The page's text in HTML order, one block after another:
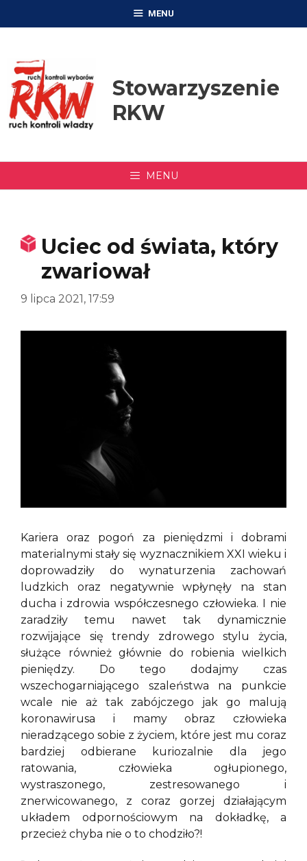
MENU
Stowarzyszenie
RKW
MENU
Uciec od świata, który
zwariował
9 lipca 2021, 17:59
Kariera oraz pogoń za pieniędzmi i dobrami
materialnymi stały się wyznacznikiem XXI wieku i
doprowadziły do wynaturzenia zachowań
ludzkich oraz negatywnie wpłynęły na stan
ducha i zdrowia współczesnego człowieka. I nie
zaradziły temu nawet tak dynamicznie
rozwijające się trendy zdrowego stylu życia,
służące również głównie do robienia wielkich
pieniędzy. Do tego dodajmy czas
wszechogarniającego szaleństwa na punkcie
wcale nie aż tak zabójczego jak go malują
koronawirusa i mamy obraz człowieka
nieradzącego sobie z życiem, które jest mu coraz
bardziej odbierane kuriozalnie dla jego
ratowania, człowieka ogłupionego,
wystraszonego, zestresowanego i
znerwicowanego, z coraz gorzej działającym
układem odpornościowym na dokładkę, a
przecież chyba nie o to chodziło?!